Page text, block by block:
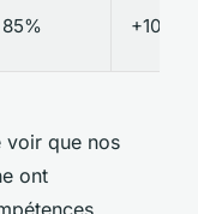
85% +10%
voir que nos
ont